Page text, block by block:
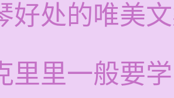
好处的唯美
里里一般要